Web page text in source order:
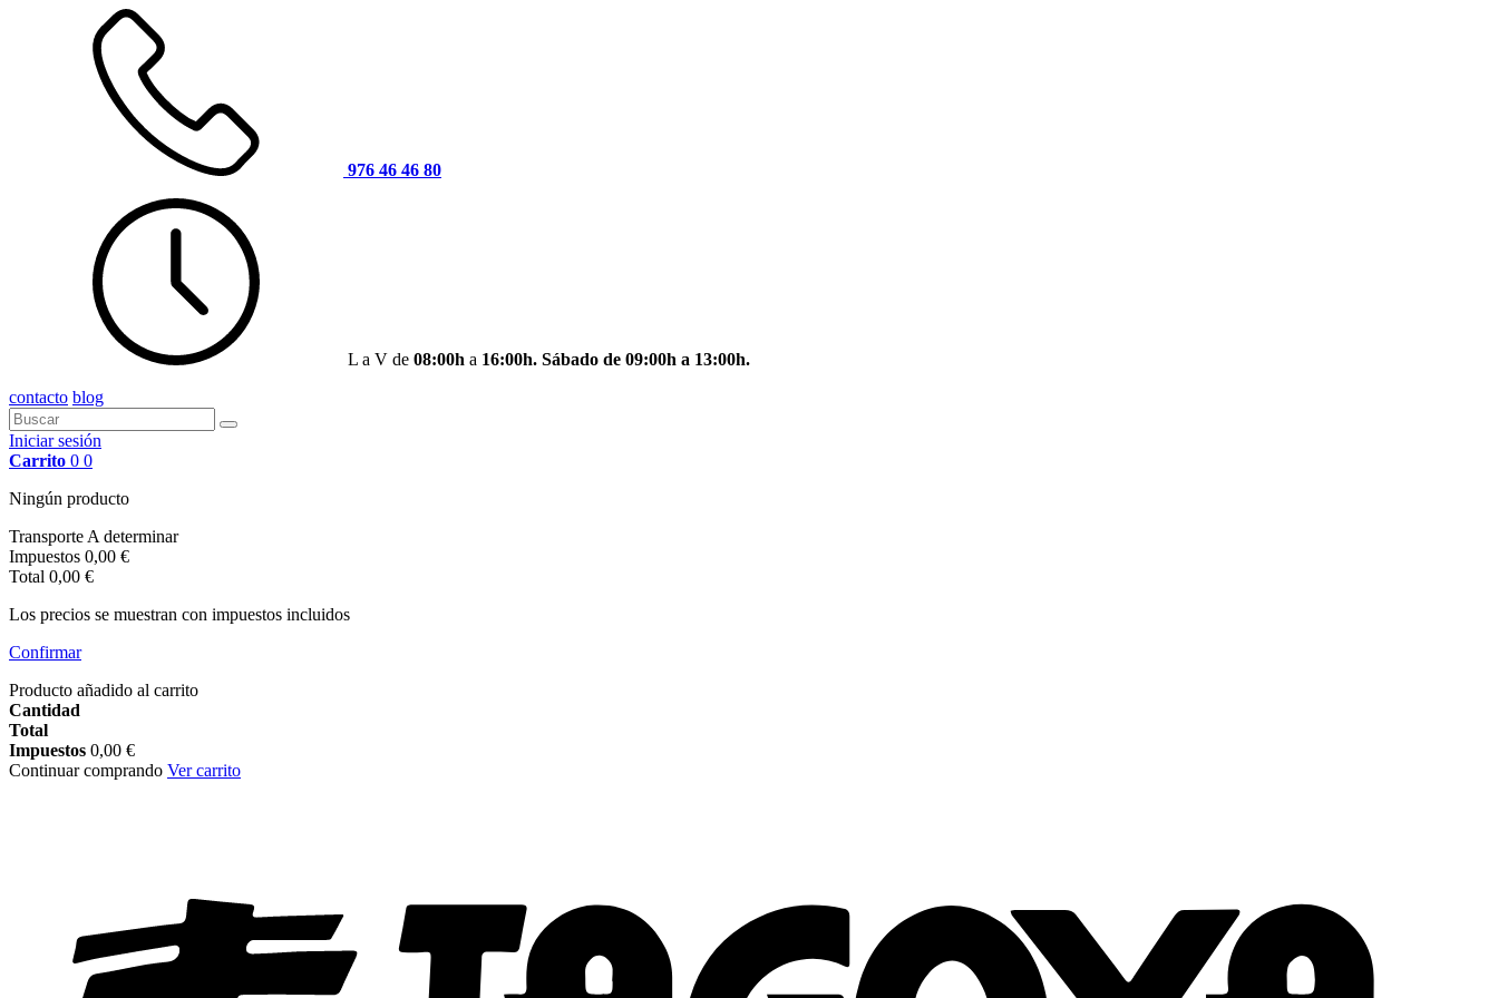
976 46 46 80
L a V de 08:00h a 16:00h. Sábado de 09:00h a 13:00h.
contacto blog
Iniciar sesión
Carrito 0 0
Ningún producto
Transporte A determinar
Impuestos 0,00 €
Total 0,00 €
Los precios se muestran con impuestos incluidos
Confirmar
Producto añadido al carrito
Cantidad
Total
Impuestos 0,00 €
Continuar comprando Ver carrito